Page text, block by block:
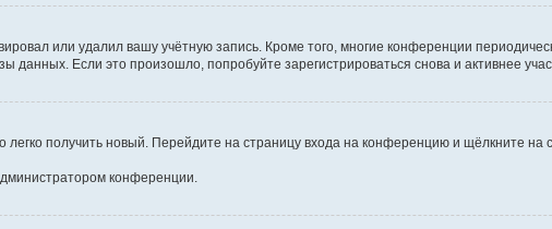
или удалил вашу учётную запись. Кроме того, многие конференции
Если это произошло, попробуйте зарегистрироваться снова и активнее
легко получить новый. Перейдите на страницу входа на конференцию и щёлкните на
конференции.